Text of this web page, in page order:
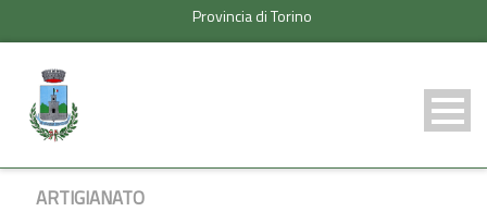
Provincia di Torino
ARTIGIANATO